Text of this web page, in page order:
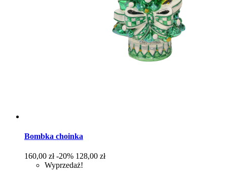
Bombka choinka
Cena
podstawowa
160,00 zł -20% Cena
128,00 zł
Wyprzedaż!